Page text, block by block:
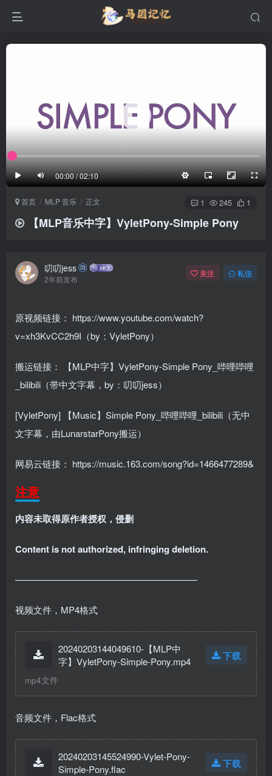
00:00 / 02:10
100%
1/4
3/4
极慢 适中 极快
适中
顶部
发送
首页 MLP 音乐 正文 1 245 1
【MLP音乐中字】VyletPony-Simple Pony
叨叨jess
2年前发布
关注 私信
原视频链接： https://www.youtube.com/watch?
v=xh3KvCC2h9I（by：VyletPony）
搬运链接：
【MLP中字】VyletPony-Simple Pony_哔哩哔哩
_bilibili（带中文字幕，by：叨叨jess）
[VyletPony] 【Music】Simple Pony_哔哩哔哩_bilibili（无中
文字幕，由LunarstarPony搬运）
网易云链接： https://music.163.com/song?id=1466477289&
注意
内容未取得原作者授权，侵删
Content is not authorized, infringing deletion.
————————————————————
视频文件，MP4格式
20240203144049610-【MLP中
字】VyletPony-Simple-Pony.mp4
下载
mp4文件
音频文件，Flac格式
20240203145524990-Vylet-Pony-
Simple-Pony.flac
下载